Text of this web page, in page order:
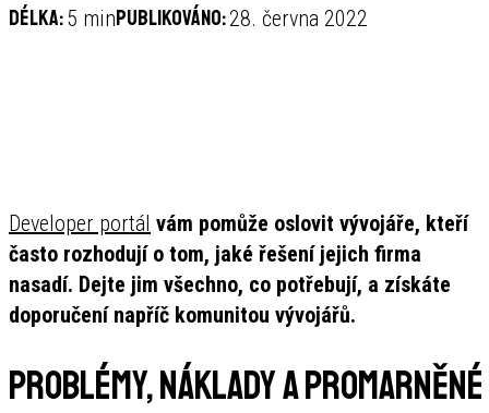
Délka:5 minPublikováno:28. června 2022
Developer portál vám pomůže oslovit vývojáře, kteří
často rozhodují o tom, jaké řešení jejich firma
nasadí. Dejte jim všechno, co potřebují, a získáte
doporučení napříč komunitou vývojářů.
Problémy, náklady a